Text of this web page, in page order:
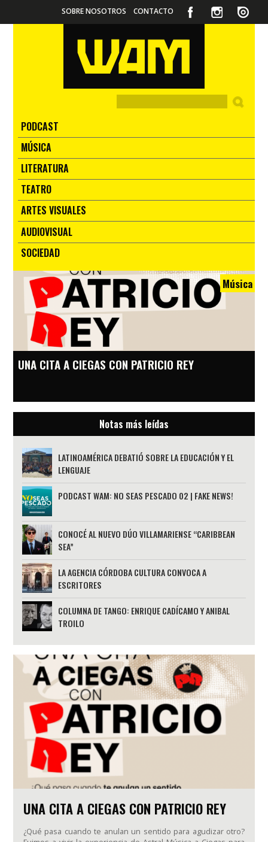
SOBRE NOSOTROS CONTACTO
PODCAST
MÚSICA
LITERATURA
TEATRO
ARTES VISUALES
AUDIOVISUAL
SOCIEDAD
Música
UNA CITA A CIEGAS CON PATRICIO REY
Notas más leídas
LATINOAMÉRICA DEBATIÓ SOBRE LA EDUCACIÓN Y EL
LENGUAJE
PODCAST WAM: NO SEAS PESCADO 02 | FAKE NEWS!
CONOCÉ AL NUEVO DÚO VILLAMARIENSE “CARIBBEAN
SEA”
LA AGENCIA CÓRDOBA CULTURA CONVOCA A
ESCRITORES
COLUMNA DE TANGO: ENRIQUE CADÍCAMO Y ANIBAL
TROILO
UNA CITA A CIEGAS CON PATRICIO REY
¿Qué pasa cuando te anulan un sentido para agudizar otro?